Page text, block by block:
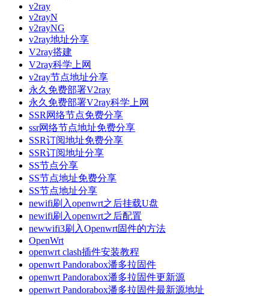
v2ray
v2rayN
v2rayNG
v2ray地址分享
V2ray搭建
V2ray科学上网
v2ray节点地址分享
永久免费部署V2ray
永久免费部署V2ray科学上网
SSR网络节点免费分享
ssr网络节点地址免费分享
SSR订阅地址免费分享
SSR订阅地址分享
SS节点分享
SS节点地址免费分享
SS节点地址分享
newifi刷入openwrt之后挂载U盘
newifi刷入openwrt之后配置
newwifi3刷入Openwrt固件的方法
OpenWrt
openwrt clash插件安装教程
openwrt Pandorabox潘多拉固件
openwrt Pandorabox潘多拉固件更新源
openwrt Pandorabox潘多拉固件最新源地址